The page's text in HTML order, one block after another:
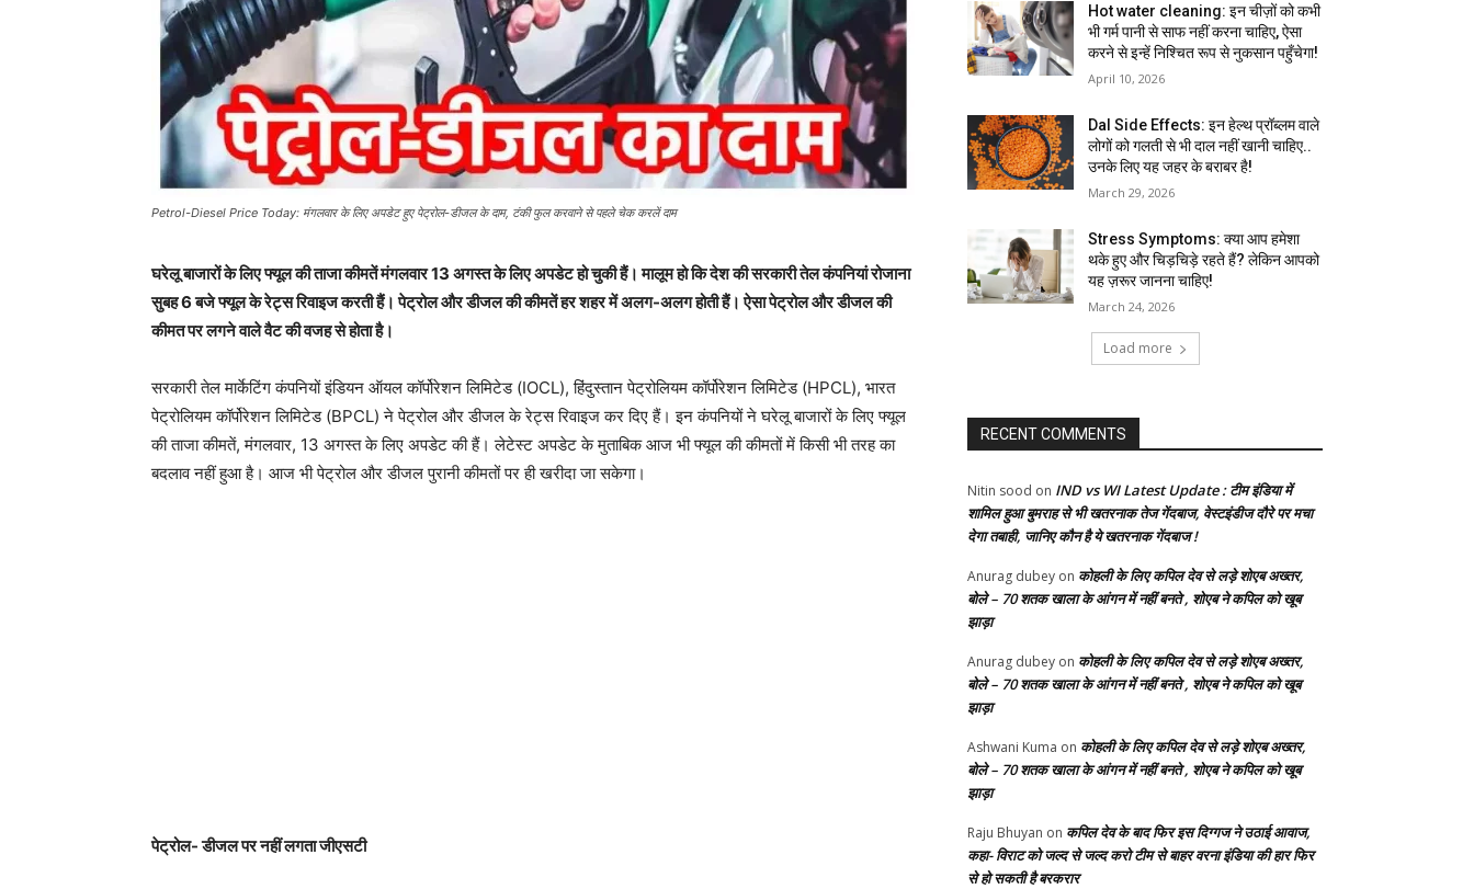
Petrol-Diesel Price Today: मंगलवार के लिए अपडेट हुए पेट्रोल-डीजल के दाम, टंकी फुल करवाने से पहले चेक करलें दाम
घरेलू बाजारों के लिए फ्यूल की ताजा कीमतें मंगलवार 13 अगस्त के लिए अपडेट हो चुकी हैं। मालूम हो कि देश की सरकारी तेल कंपनियां रोजाना
सुबह 6 बजे फ्यूल के रेट्स रिवाइज करती हैं। पेट्रोल और डीजल की कीमतें हर शहर में अलग-अलग होती हैं। ऐसा पेट्रोल और डीजल की
कीमत पर लगने वाले वैट की वजह से होता है।
सरकारी तेल मार्केटिंग कंपनियों इंडियन ऑयल कॉर्पोरेशन लिमिटेड (IOCL), हिंदुस्तान पेट्रोलियम कॉर्पोरेशन लिमिटेड (HPCL), भारत
पेट्रोलियम कॉर्पोरेशन लिमिटेड (BPCL) ने पेट्रोल और डीजल के रेट्स रिवाइज कर दिए हैं। इन कंपनियों ने घरेलू बाजारों के लिए फ्यूल
की ताजा कीमतें, मंगलवार, 13 अगस्त के लिए अपडेट की हैं। लेटेस्ट अपडेट के मुताबिक आज भी फ्यूल की कीमतों में किसी भी तरह का
बदलाव नहीं हुआ है। आज भी पेट्रोल और डीजल पुरानी कीमतों पर ही खरीदा जा सकेगा।
पेट्रोल- डीजल पर नहीं लगता जीएसटी
Hot water cleaning: इन चीज़ों को कभी
भी गर्म पानी से साफ नहीं करना चाहिए, ऐसा
करने से इन्हें निश्चित रूप से नुकसान पहुँचेगा!
April 10, 2026
Dal Side Effects: इन हेल्थ प्रॉब्लम वाले
लोगों को गलती से भी दाल नहीं खानी चाहिए..
उनके लिए यह जहर के बराबर है!
March 29, 2026
Stress Symptoms: क्या आप हमेशा
थके हुए और चिड़चिड़े रहते हैं? लेकिन आपको
यह ज़रूर जानना चाहिए!
March 24, 2026
Load more
RECENT COMMENTS
Nitin sood on IND vs WI Latest Update : टीम इंडिया में
शामिल हुआ बुमराह से भी खतरनाक तेज गेंदबाज, वेस्टइंडीज दौरे पर मचा
देगा तबाही, जानिए कौन है ये खतरनाक गेंदबाज !
Anurag dubey on कोहली के लिए कपिल देव से लड़े शोएब अख्तर,
बोले – 70 शतक खाला के आंगन में नहीं बनते , शोएब ने कपिल को खूब
झाड़ा
Anurag dubey on कोहली के लिए कपिल देव से लड़े शोएब अख्तर,
बोले – 70 शतक खाला के आंगन में नहीं बनते , शोएब ने कपिल को खूब
झाड़ा
Ashwani Kuma on कोहली के लिए कपिल देव से लड़े शोएब अख्तर,
बोले – 70 शतक खाला के आंगन में नहीं बनते , शोएब ने कपिल को खूब
झाड़ा
Raju Bhuyan on कपिल देव के बाद फिर इस दिग्गज ने उठाई आवाज,
कहा- विराट को जल्द से जल्द करो टीम से बाहर वरना इंडिया की हार फिर
से हो सकती है बरकरार